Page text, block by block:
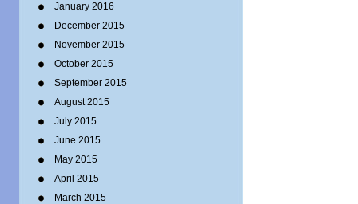
January 2016
December 2015
November 2015
October 2015
September 2015
August 2015
July 2015
June 2015
May 2015
April 2015
March 2015